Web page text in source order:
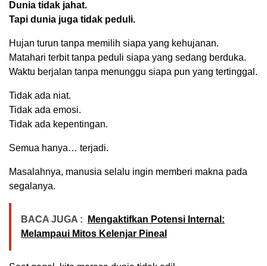
Dunia tidak jahat.
Tapi dunia juga tidak peduli.
Hujan turun tanpa memilih siapa yang kehujanan.
Matahari terbit tanpa peduli siapa yang sedang berduka.
Waktu berjalan tanpa menunggu siapa pun yang tertinggal.
Tidak ada niat.
Tidak ada emosi.
Tidak ada kepentingan.
Semua hanya… terjadi.
Masalahnya, manusia selalu ingin memberi makna pada
segalanya.
BACA JUGA :
Mengaktifkan Potensi Internal:
Melampaui Mitos Kelenjar Pineal